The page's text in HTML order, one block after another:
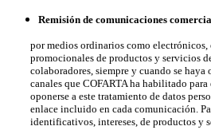
Remisión de comunicaciones
por medios ordinarios como electrónicos,
promocionales de productos y servicios de
colaboradores, siempre y cuando se haya
canales que COFARTA ha habilitado para
oponerse a este tratamiento de datos
enlace incluido en cada comunicación.
identificativos, intereses, de productos y